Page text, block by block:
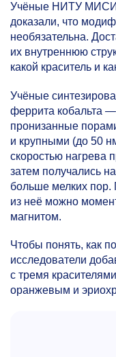
Учёные НИТУ
доказали, что
необязательна.
их внутреннюю
какой краситель и
Учёные
феррита кобальта
пронизанные
и крупными (до 50
скоростью нагрева
затем получались
больше мелких пор.
из неё можно
магнитом.
Чтобы понять, как
исследователи
с тремя
оранжевым и